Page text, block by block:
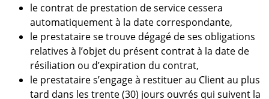
le contrat de prestation de service cessera
automatiquement à la date correspondante,
le prestataire se trouve dégagé de ses obligations
relatives à l’objet du présent contrat à la date de
résiliation ou d’expiration du contrat,
le prestataire s’engage à restituer au Client au plus
tard dans les trente (30) jours ouvrés qui suivent la